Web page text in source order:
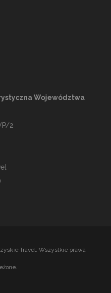
Województwa
2
Travel. Wszystkie prawa